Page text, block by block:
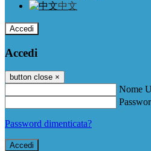
中文
Accedi
Accedi
button close ×
Nome
Password dimenticata?